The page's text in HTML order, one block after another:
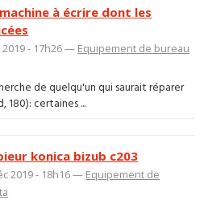
à écrire dont les
- 17h26 — Equipement de bureau
de quelqu'un qui saurait réparer
180): certaines ...
konica bizub c203
2019 - 18h16 — Equipement de